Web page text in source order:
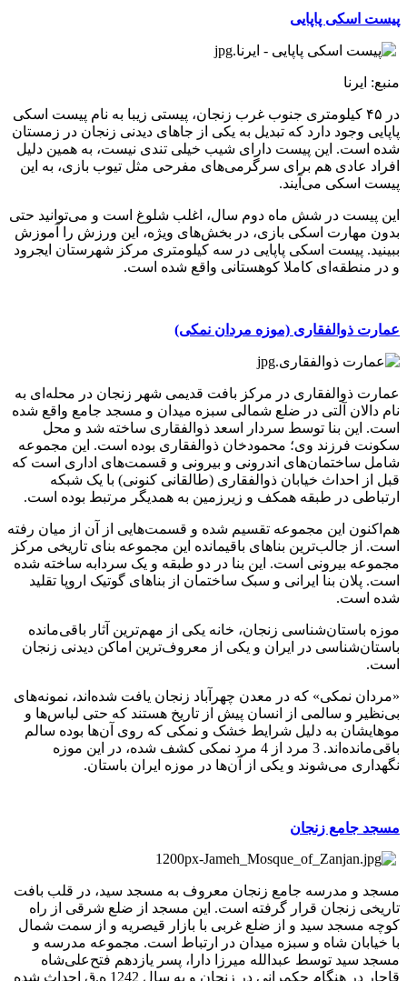
پیست اسکی پاپایی
منبع: ایرنا
در ۴۵ کیلومتری جنوب غرب زنجان، پیستی زیبا به نام پیست اسکی
پاپایی وجود دارد که تبدیل به یکی از جاهای دیدنی زنجان در زمستان
شده است. این پیست دارای شیب خیلی تندی نیست، به همین دلیل
افراد عادی هم برای سرگرمی‌های مفرحی مثل تیوب بازی، به این
پیست اسکی می‌آیند.
این پیست در شش ماه دوم سال، اغلب شلوغ است و می‌توانید حتی
بدون مهارت اسکی بازی، در بخش‌های ویژه، این ورزش را آموزش
ببینید. پیست اسکی پاپایی در سه کیلومتری مرکز شهرستان ایجرود
و در منطقه‌ای کاملا کوهستانی واقع شده است.
عمارت ذوالفقاری (موزه مردان نمکی)
عمارت ذوالفقاری در مرکز بافت قدیمی شهر زنجان در محله‌ای به
نام دالان آلتی در ضلع شمالی سبزه میدان و مسجد جامع واقع شده
است. این بنا توسط سردار اسعد ذوالفقاری ساخته شد و محل
سکونت فرزند وی؛ محمودخان ذوالفقاری بوده است. این مجموعه
شامل ساختمان‌های اندرونی و بیرونی و قسمت‌های اداری است که
قبل از احداث خیابان ذوالفقاری (طالقانی کنونی) با یک شبکه
ارتباطی در طبقه همکف و زیرزمین به همدیگر مرتبط بوده است.
هم‌اکنون این مجموعه تقسیم شده و قسمت‌هایی از آن از میان رفته
است. از جالب‌ترین بناهای باقیمانده این مجموعه بنای تاریخی مرکز
مجموعه بیرونی است. این بنا در دو طبقه و یک سردابه ساخته شده
است. پلان بنا ایرانی و سبک ساختمان از بناهای گوتیک اروپا تقلید
شده است.
موزه باستان‌شناسی زنجان، خانه یکی از مهم‌ترین آثار باقی‌مانده
باستان‌شناسی در ایران و یکی از معروف‌ترین اماکن دیدنی زنجان
است.
«مردان نمکی» که در معدن چهرآباد زنجان یافت شده‌اند، نمونه‌های
بی‌نظیر و سالمی از انسان پیش از تاریخ هستند که حتی لباس‌ها و
موهایشان به دلیل شرایط خشک و نمکی که روی آن‌ها بوده سالم
باقی‌مانده‌اند. 3 مرد از 4 مرد نمکی کشف شده، در این موزه
نگهداری می‌شوند و یکی از آن‌ها در موزه ایران باستان.
مسجد جامع زنجان
مسجد و مدرسه جامع زنجان معروف به مسجد سید، در قلب بافت
تاریخی زنجان قرار گرفته است. این مسجد از ضلع شرقی از راه
کوچه مسجد سید و از ضلع غربی با بازار قیصریه و از سمت شمال
با خیابان شاه و سبزه میدان در ارتباط است. مجموعه مدرسه و
مسجد سید توسط عبدالله میرزا دارا، پسر یازدهم فتح‌علی‌شاه
قاجار در هنگام حکمرانی در زنجان و به سال 1242 ه.ق احداث شده